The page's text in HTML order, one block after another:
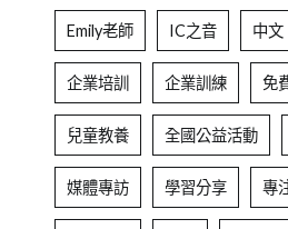
Emily老師 IC之音 中文
企業培訓 企業訓練 免
兒童教養 全國公益活動
媒體專訪 學習分享 專